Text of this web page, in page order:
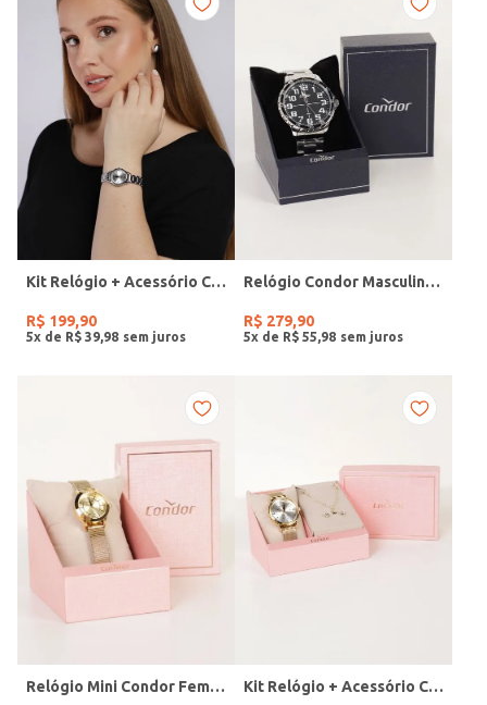
Kit Relógio + Acessório Condor Feminino PRATA
R$ 199,90
5x de R$ 39 98
Relógio Condor Masculino PRATA
R$ 279,90
5x de R$ 55 98
Relógio Mini Condor Feminino DOURADO Kit Relógio + Acessório Condor Feminino DOURADO